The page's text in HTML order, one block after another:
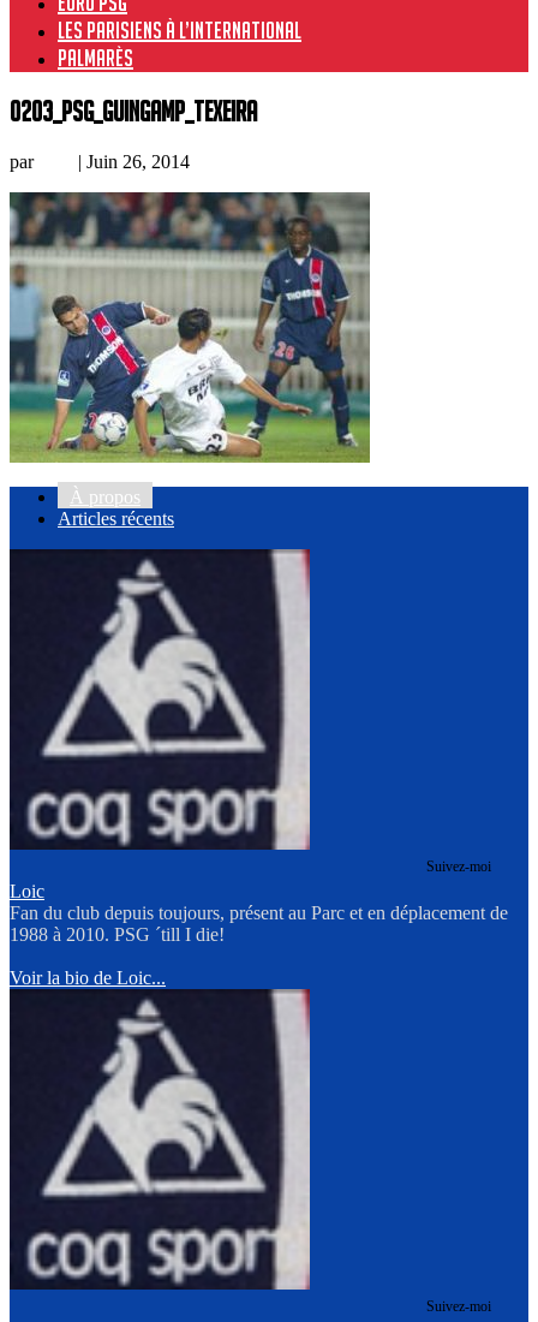
Les Parisiens à l’international
Palmarès
0203_PSG_Guingamp_Texeira
par | Juin 26, 2014
À propos
Articles récents
Suivez-moi
Loic
Fan du club depuis toujours, présent au Parc et en déplacement de
1988 à 2010. PSG ´till I die!
Voir la bio de Loic...
Suivez-moi